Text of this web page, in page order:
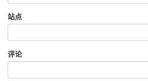
站点
评论